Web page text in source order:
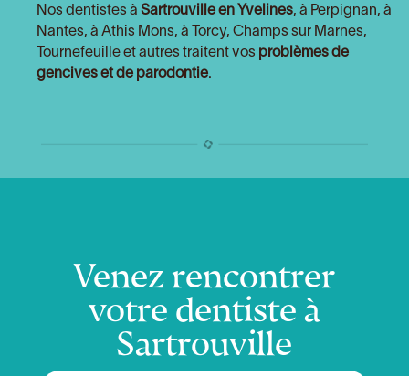
Nos dentistes à Sartrouville en Yvelines, à Perpignan, à
Nantes, à Athis Mons, à Torcy, Champs sur Marnes,
Tournefeuille et autres traitent vos problèmes de
gencives et de parodontie.
Venez rencontrer
votre dentiste à
Sartrouville